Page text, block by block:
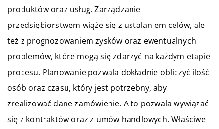
produktów oraz usług. Zarządzanie
przedsiębiorstwem wiąże się z ustalaniem celów, ale
też z prognozowaniem zysków oraz ewentualnych
problemów, które mogą się zdarzyć na każdym etapie
procesu. Planowanie pozwala dokładnie obliczyć ilość
osób oraz czasu, który jest potrzebny, aby
zrealizować dane zamówienie. A to pozwala wywiązać
się z kontraktów oraz z umów handlowych. Właściwe